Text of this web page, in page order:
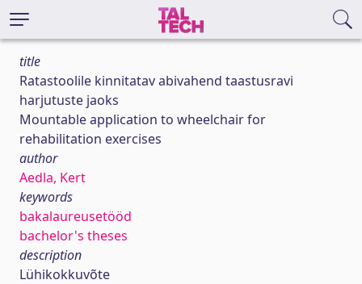
title
Ratastoolile kinnitatav abivahend taastusravi
harjutuste jaoks
Mountable application to wheelchair for
rehabilitation exercises
author
Aedla, Kert
keywords
bakalaureusetööd
bachelor's theses
description
Lühikokkuvõte